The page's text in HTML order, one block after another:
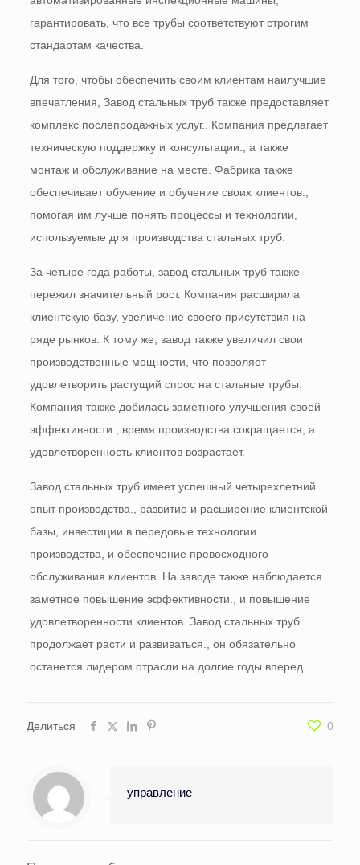
гарантировать, что все трубы соответствуют строгим
стандартам качества.
Для того, чтобы обеспечить своим клиентам наилучшие
впечатления, Завод стальных труб также предоставляет
комплекс послепродажных услуг.. Компания предлагает
техническую поддержку и консультации., а также
монтаж и обслуживание на месте. Фабрика также
обеспечивает обучение и обучение своих клиентов.,
помогая им лучше понять процессы и технологии,
используемые для производства стальных труб.
За четыре года работы, завод стальных труб также
пережил значительный рост. Компания расширила
клиентскую базу, увеличение своего присутствия на
ряде рынков. К тому же, завод также увеличил свои
производственные мощности, что позволяет
удовлетворить растущий спрос на стальные трубы.
Компания также добилась заметного улучшения своей
эффективности., время производства сокращается, а
удовлетворенность клиентов возрастает.
Завод стальных труб имеет успешный четырехлетний
опыт производства., развитие и расширение клиентской
базы, инвестиции в передовые технологии
производства, и обеспечение превосходного
обслуживания клиентов. На заводе также наблюдается
заметное повышение эффективности., и повышение
удовлетворенности клиентов. Завод стальных труб
продолжает расти и развиваться., он обязательно
останется лидером отрасли на долгие годы вперед.
Делиться 0
управление